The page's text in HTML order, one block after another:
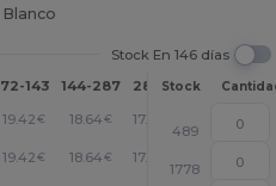
Blanco
Stock En 146 días
72-143 144-287 288 + Más
Stock
19.42 € 18.64€ 17.86 +
489
19.42 € 18.64€ 17.86 +
1778